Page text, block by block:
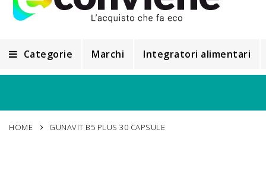
Categorie
Alimentazione e Dietetica
Marchi Integratori alimentari
HOME GUNAVIT B5 PLUS 30 CAPSULE